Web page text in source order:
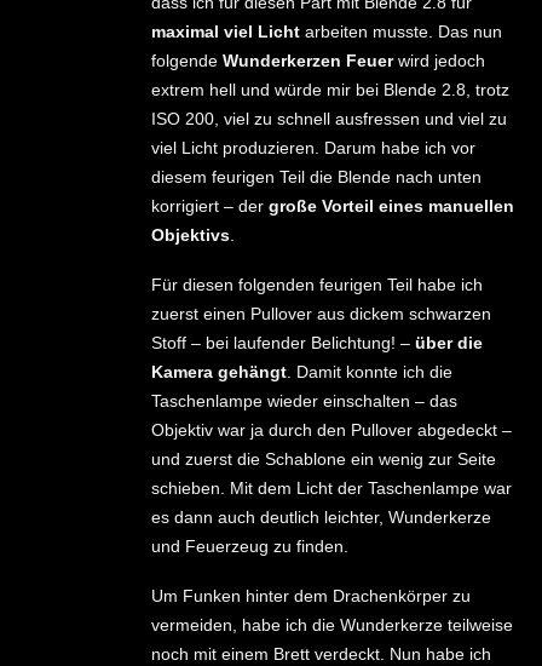
maximal viel Lichtarbeiten musste. Das nun
folgende Wunderkerzen Feuerwird jedoch
extrem hell und würde mir bei Blende 2.8, trotz
ISO 200, viel zu schnell ausfressen und viel zu
viel Licht produzieren. Darum habe ich vor
diesem feurigen Teil die Blende nach unten
korrigiert – der große Vorteil eines manuellen
Objektivs.
Für diesen folgenden feurigen Teil habe ich
zuerst einen Pullover aus dickem schwarzen
Stoff – bei laufender Belichtung! – über die
Kamera gehängt. Damit konnte ich die
Taschenlampe wieder einschalten – das
Objektiv war ja durch den Pullover abgedeckt –
und zuerst die Schablone ein wenig zur Seite
schieben. Mit dem Licht der Taschenlampe war
es dann auch deutlich leichter, Wunderkerze
und Feuerzeug zu finden.
Um Funken hinter dem Drachenkörper zu
vermeiden, habe ich die Wunderkerze teilweise
noch mit einem Brett verdeckt. Nun habe ich